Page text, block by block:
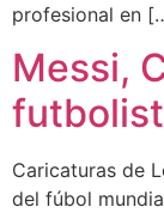
profesional en
Messi,
Caricaturas de
del fúbol